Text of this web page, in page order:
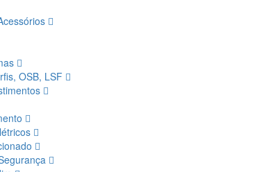
OSB, LSF